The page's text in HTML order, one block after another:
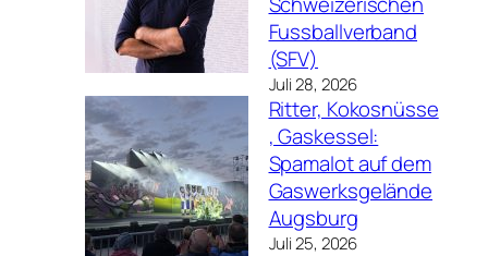
Fussballverband
(SFV)
Juli 28, 2026
Ritter, Kokosnüsse
, Gaskessel:
Spamalot auf dem
Gaswerksgelände
Augsburg
Juli 25, 2026